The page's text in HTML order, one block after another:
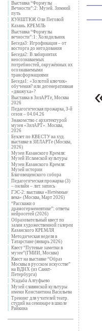
Выставка “Формулы
Вечности”:2: Музей. Зимний
путь
КУНШТЮК Оли Пеговой
Казань. КРЕМЛЬ
Выставка “Формулы
вечности”:1: Холодильник
Беседа3: Игрофикация – от
восторга до негодования
Беседа2: В лабиринтах
неосознаваемых
потребностей, окружённых их
осознаваемыми
трансформациями
Беседа1: «Золотой ключик»
обучения? или дегенеративная
«движуха»?
Выставка в ЗилАРТе, Москва
2026
Педагогическая прожарка, 3-й
сезон – 04.04.26
Знакомство с архитектурой
музея «ЗилАРТ». Москва,
2026
Буклет по КВЕСТУ на худ.
выставке в ЗИЛАРТе (Москва,
2026)
Музеи Казанского Кремля:
Музей Исламской культуры
Музеи Казанского Кремля:
Музей истории
Благовещенского собора
Педагогическая прожарка (3)
– онлайн – лит. запись
ГЭС-2: выставка «Нетёмные
века» (Москва, Март 2026)
“Расскажи о
драмогерменевтике”: ответы
нейросетей (2026)
Образовательный квест по
залам художественной галереи
Казанского КРЕМЛЯ
Методическая неделя в
Татарстане (январь 2026)
Квест “Путевые заметки в
музее”(ГМИИ, Москва)
Квест на выставке “Образ
Москвы в русском искусстве”
на ВДНХ (из Санкт-
Петербурга)
Усадьба Алтуфьево
Музей славянской культуры
имени Константина Васильева
Тренинг для учителей театр.
студий на семинаре в школе
Райкина